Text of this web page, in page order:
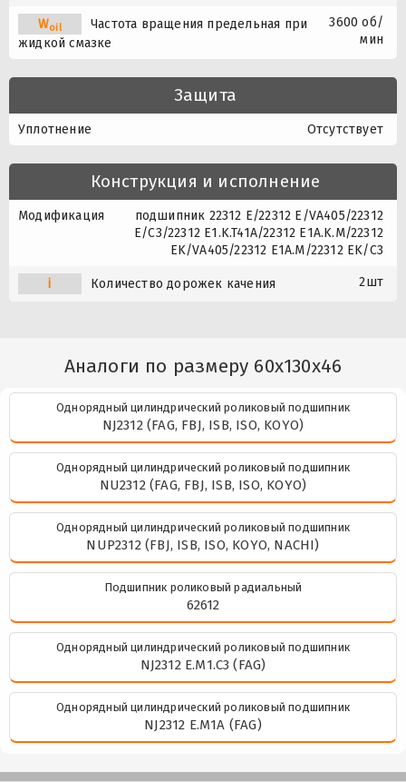
Woil
Частота вращения предельная при
жидкой смазке
3600 об/
мин
Защита
Уплотнение Отсутствует
Конструкция и исполнение
Модификация
подшипник 22312 E/22312 E/VA405/22312
E/C3/22312 E1.K.T41A/22312 E1A.K.M/22312
EK/VA405/22312 E1A.M/22312 EK/C3
i Количество дорожек качения 2шт
Аналоги по размеру 60x130x46
Однорядный цилиндрический роликовый подшипник
NJ2312 (FAG, FBJ, ISB, ISO, KOYO)
Однорядный цилиндрический роликовый подшипник
NU2312 (FAG, FBJ, ISB, ISO, KOYO)
Однорядный цилиндрический роликовый подшипник
NUP2312 (FBJ, ISB, ISO, KOYO, NACHI)
Подшипник роликовый радиальный
62612
Однорядный цилиндрический роликовый подшипник
NJ2312 E.M1.C3 (FAG)
Однорядный цилиндрический роликовый подшипник
NJ2312 E.M1A (FAG)